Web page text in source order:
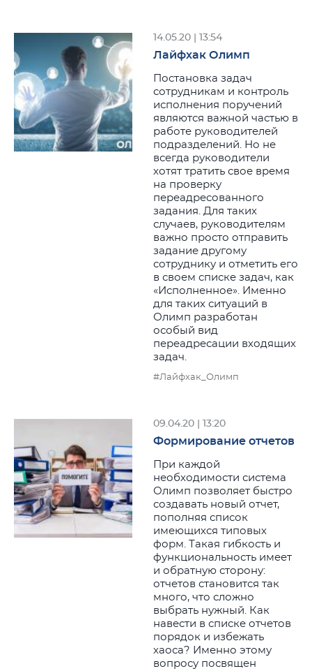
14.05.20 | 13:54
Лайфхак Олимп
Постановка задач
сотрудникам и контроль
исполнения поручений
являются важной частью в
работе руководителей
подразделений. Но не
всегда руководители
хотят тратить свое время
на проверку
переадресованного
задания. Для таких
случаев, руководителям
важно просто отправить
задание другому
сотруднику и отметить его
в своем списке задач, как
«Исполненное». Именно
для таких ситуаций в
Олимп разработан
особый вид
переадресации входящих
задач.
#Лайфхак_Олимп
09.04.20 | 13:20
Формирование отчетов
При каждой
необходимости система
Олимп позволяет быстро
создавать новый отчет,
пополняя список
имеющихся типовых
форм. Такая гибкость и
функциональность имеет
и обратную сторону:
отчетов становится так
много, что сложно
выбрать нужный. Как
навести в списке отчетов
порядок и избежать
хаоса? Именно этому
вопросу посвящен